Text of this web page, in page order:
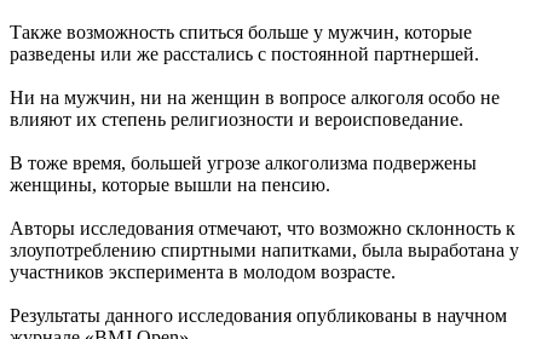
Также возможность спиться больше у мужчин, которые
разведены или же расстались с постоянной партнершей.
Ни на мужчин, ни на женщин в вопросе алкоголя особо не
влияют их степень религиозности и вероисповедание.
В тоже время, большей угрозе алкоголизма подвержены
женщины, которые вышли на пенсию.
Авторы исследования отмечают, что возможно склонность к
злоупотреблению спиртными напитками, была выработана у
участников эксперимента в молодом возрасте.
Результаты данного исследования опубликованы в научном